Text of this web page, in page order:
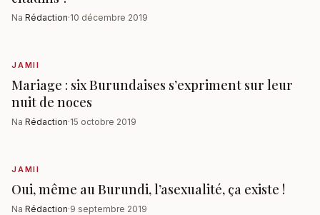
Na Rédaction·10 décembre 2019
JAMII
Mariage : six Burundaises s’expriment sur leur
nuit de noces
Na Rédaction·15 octobre 2019
JAMII
Oui, même au Burundi, l’asexualité, ça existe !
Na Rédaction·9 septembre 2019